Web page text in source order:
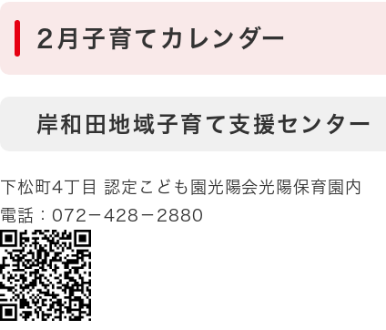
​2月子育てカレンダー
岸和田地域子育て支援センター
下松町4丁目 認定こども園光陽会光陽保育園内
電話：072－428－2880